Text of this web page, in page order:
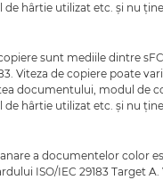
de hârtie utilizat etc. şi nu
sunt mediile dintre
Viteza de copiere poate
documentului, modul de
de hârtie utilizat etc. şi nu
a documentelor color
ISO/IEC 29183 Target